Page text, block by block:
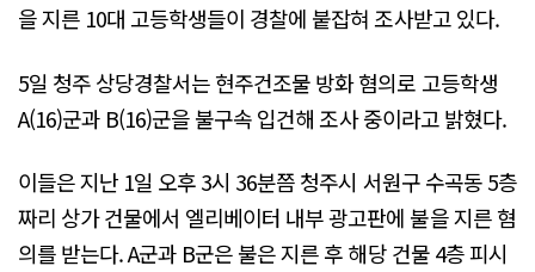
을 지른 10대 고등학생들이 경찰에 붙잡혀 조사받고 있다.
5일 청주 상당경찰서는 현주건조물 방화 혐의로 고등학생
A(16)군과 B(16)군을 불구속 입건해 조사 중이라고 밝혔다.
이들은 지난 1일 오후 3시 36분쯤 청주시 서원구 수곡동 5층
짜리 상가 건물에서 엘리베이터 내부 광고판에 불을 지른 혐
의를 받는다. A군과 B군은 불은 지른 후 해당 건물 4층 피시